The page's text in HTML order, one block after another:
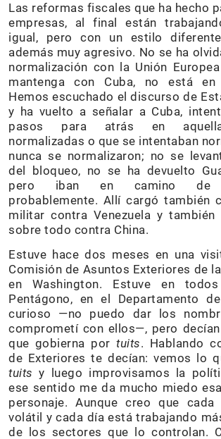
Las reformas fiscales que ha hecho
empresas, al final están
igual, pero con un estilo
además muy agresivo. No se ha
normalización con la Unión
mantenga con Cuba, no está en
Hemos escuchado el discurso de
y ha vuelto a señalar a Cuba,
pasos para atrás en
normalizadas o que se intentaban
nunca se normalizaron; no se
del bloqueo, no se ha devuelto
pero iban en camino de
probablemente. Allí cargó también
militar contra Venezuela y
sobre todo contra China.
Estuve hace dos meses en una
Comisión de Asuntos Exteriores de
en Washington. Estuve en
Pentágono, en el Departamento
curioso —no puedo dar los
comprometí con ellos—, pero
que gobierna portuits. Hablando
de Exteriores te decían: vemos lo
tuits y luego improvisamos la
ese sentido me da mucho miedo
personaje. Aunque creo que
volátil y cada día está trabajando
de los sectores que lo controlan.